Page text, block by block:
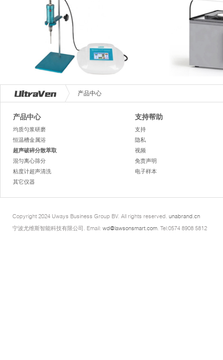
产品中心
产品中心
均质匀浆研磨
恒温槽金属浴
超声破碎分散萃取
混匀离心筛分
粘度计超声清洗
其它仪器
支持帮助
支持
隐私
视频
免责声明
电子样本
Copyright 2024 Uways Business Group BV. All rights reserved. unabrand.cn
宁波尤维斯智能科技有限公司. Email: wd@lawsonsmart.com . Tel:0574 8908 5812